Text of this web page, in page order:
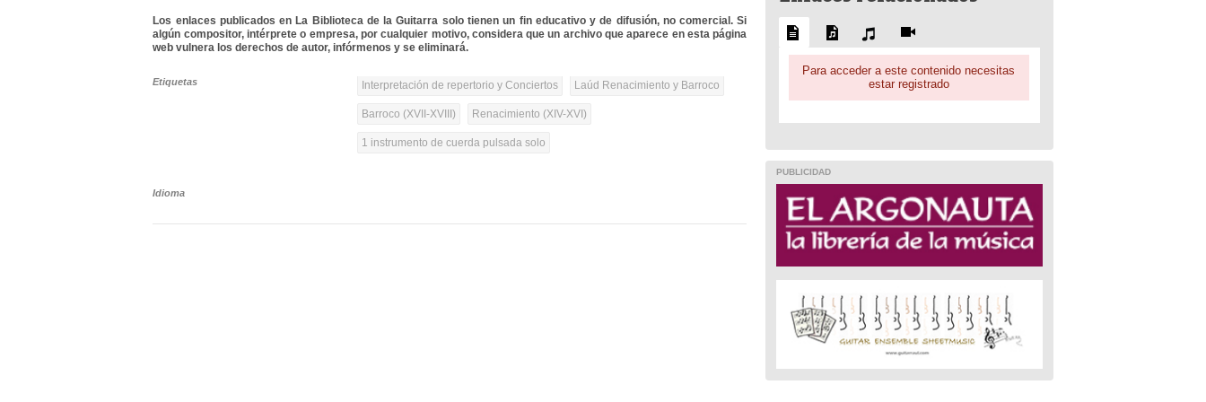
Los enlaces publicados en La Biblioteca de la Guitarra solo tienen un fin educativo y de difusión, no comercial. Si
algún compositor, intérprete o empresa, por cualquier motivo, considera que un archivo que aparece en esta página
web vulnera los derechos de autor, infórmenos y se eliminará.
Etiquetas Interpretación de repertorio y Conciertos Laúd Renacimiento y Barroco
Barroco (XVII-XVIII) Renacimiento (XIV-XVI)
1 instrumento de cuerda pulsada solo
Idioma
Para acceder a este contenido necesitas
estar registrado
PUBLICIDAD